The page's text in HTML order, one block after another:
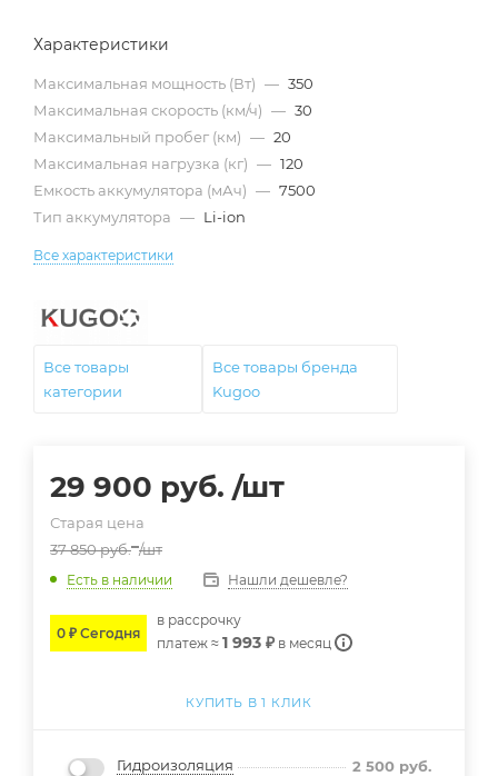
Характеристики
Максимальная мощность (Вт) — 350
Максимальная скорость (км/ч) — 30
Максимальный пробег (км) — 20
Максимальная нагрузка (кг) — 120
Емкость аккумулятора (мАч) — 7500
Тип аккумулятора — Li-ion
Все характеристики
Все товары
категории
Все товары бренда
Kugoo
29 900 руб. /шт
Старая цена
37 850руб. /шт
Есть в наличии Нашли дешевле?
0 ₽ Сегодня
в расcрочку
платеж ≈ 1 993 ₽ в месяц
КУПИТЬ В 1 КЛИК
Гидроизоляция
2 500 руб.